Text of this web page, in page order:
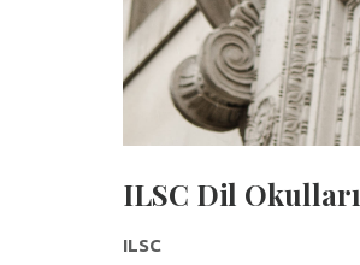
ILSC Dil Okulları
ILSC